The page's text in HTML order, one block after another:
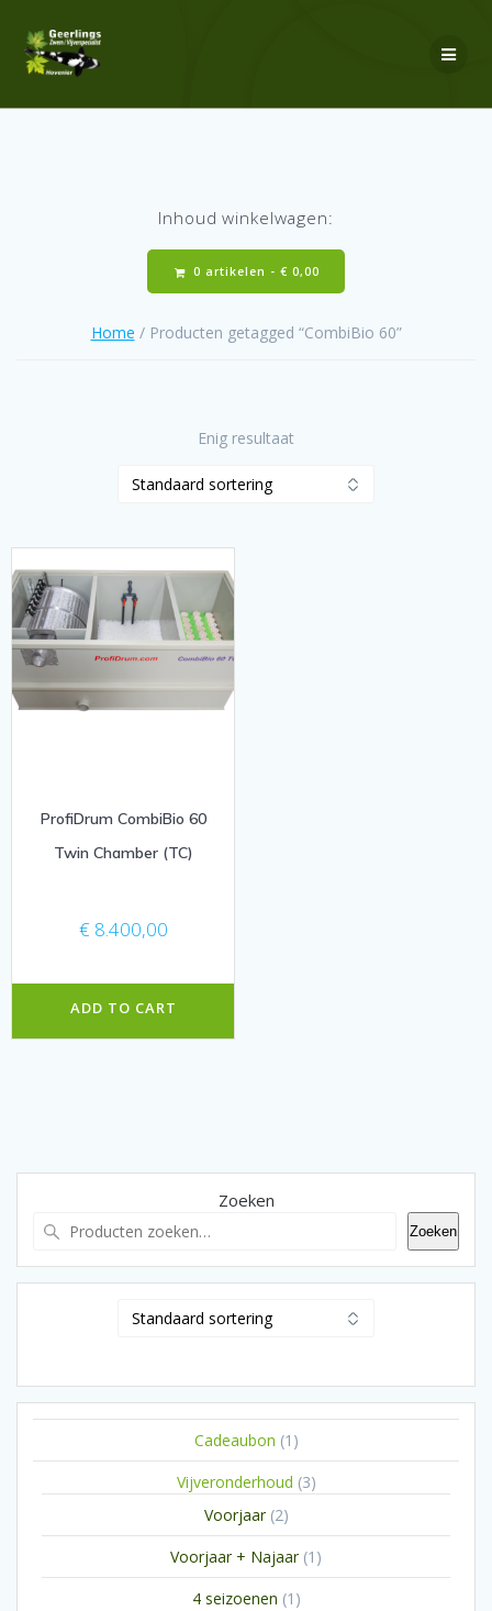
Inhoud winkelwagen:
0 artikelen - € 0,00
Home / Producten getagged “CombiBio 60”
Enig resultaat
ProfiDrum CombiBio 60
Twin Chamber (TC)
€ 8.400,00
ADD TO CART
Zoeken
Zoeken
Cadeaubon 1 1
product
Vijveronderhoud 33
Voorjaar 22
producten
Voorjaar + Najaar 1 1
product
4 seizoenen 1 1